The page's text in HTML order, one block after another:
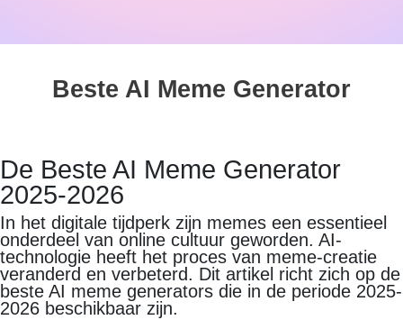
Beste AI Meme Generator
De Beste AI Meme Generator
2025-2026
In het digitale tijdperk zijn memes een essentieel
onderdeel van online cultuur geworden. AI-
technologie heeft het proces van meme-creatie
veranderd en verbeterd. Dit artikel richt zich op de
beste AI meme generators die in de periode 2025-
2026 beschikbaar zijn.